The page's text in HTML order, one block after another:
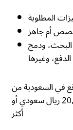
ودمج
في السعودية من
3,000 ريال سعودي وربما تصل إلى 20,000 ريال سعودي أو
أكثر